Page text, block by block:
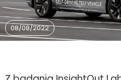
08/08/2022